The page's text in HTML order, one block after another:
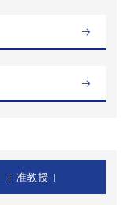
[ 准教授 ]